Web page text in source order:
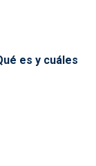
es y cuáles